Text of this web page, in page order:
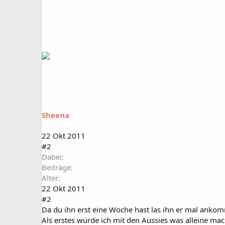
Sheena
22 Okt 2011
#2
Dabei
Beiträge
Alter
22 Okt 2011
#2
Da du ihn erst eine Woche hast las ihn er mal
Als erstes würde ich mit den Aussies was alleine